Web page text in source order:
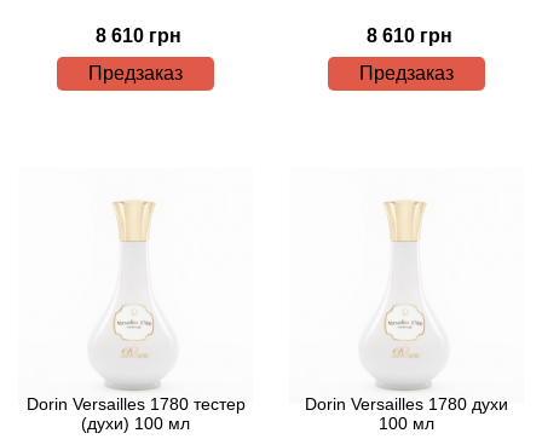
8 610 грн
Предзаказ
8 610 грн
Предзаказ
Dorin Versailles 1780 тестер
(духи) 100 мл
Dorin Versailles 1780 духи
100 мл
Andre L'Arom
Anne Fontaine
Annick Goutal